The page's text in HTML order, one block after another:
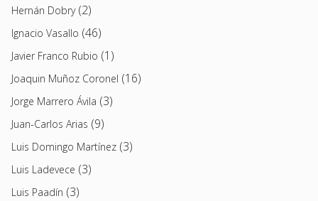
Hernán Dobry(2)
Ignacio Vasallo (46)
Javier Franco Rubio (1)
Joaquin Muñoz Coronel (16)
Jorge Marrero Ávila (3)
Juan-Carlos Arias (9)
Luis Domingo Martínez (3)
Luis Ladevece (3)
Luis Paadín (3)